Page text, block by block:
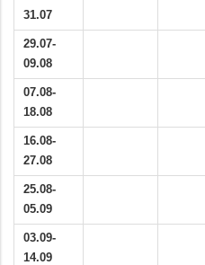
31.07
29.07-
09.08
07.08-
18.08
16.08-
27.08
25.08-
05.09
03.09-
14.09